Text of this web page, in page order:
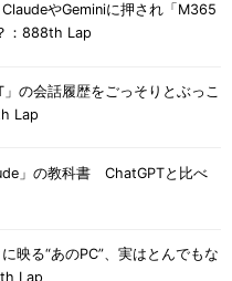
やGeminiに押され「M365
：888th Lap
の会話履歴をごっそりとぶっこ
Lap
」の教科書 ChatGPTと比べ
映る“あのPC”、実はとんでもな
Lap